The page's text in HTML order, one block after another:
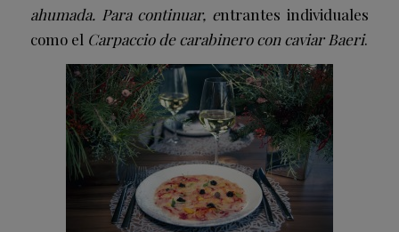
ahumada. Para continuar, entrantes individuales
como el Carpaccio de carabinero con caviar Baeri.